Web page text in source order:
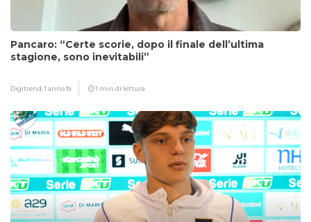
Pancaro: “Certe scorie, dopo il finale dell’ultima
stagione, sono inevitabili”
Digitrend,1 anno fa 1 min di lettura